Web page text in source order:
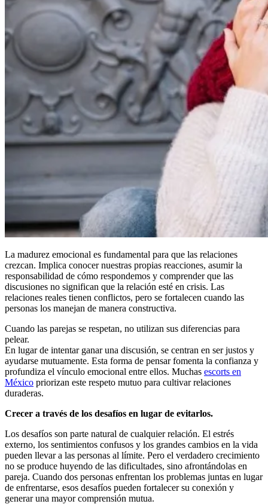
La madurez emocional es fundamental para que las relaciones
crezcan. Implica conocer nuestras propias reacciones, asumir la
responsabilidad de cómo respondemos y comprender que las
discusiones no significan que la relación esté en crisis. Las
relaciones reales tienen conflictos, pero se fortalecen cuando las
personas los manejan de manera constructiva.
Cuando las parejas se respetan, no utilizan sus diferencias para
pelear.
En lugar de intentar ganar una discusión, se centran en ser justos y
ayudarse mutuamente. Esta forma de pensar fomenta la confianza y
profundiza el vínculo emocional entre ellos. Muchas escorts en
México priorizan este respeto mutuo para cultivar relaciones
duraderas.
Crecer a través de los desafíos en lugar de evitarlos.
Los desafíos son parte natural de cualquier relación. El estrés
externo, los sentimientos confusos y los grandes cambios en la vida
pueden llevar a las personas al límite. Pero el verdadero crecimiento
no se produce huyendo de las dificultades, sino afrontándolas en
pareja. Cuando dos personas enfrentan los problemas juntas en lugar
de enfrentarse, esos desafíos pueden fortalecer su conexión y
generar una mayor comprensión mutua.